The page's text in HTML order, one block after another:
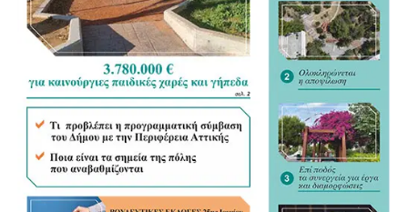
Η Αστυνομία μπορεί να εντοπίσει έναν ύποπτο, να τον
προσαγάγει, να τον συλλάβει και να σχηματίσει
δικογραφία. Από εκεί και πέρα, όμως, μια υπόθεση
χρειάζεται αποδείξεις, στοιχεία και μαρτυρίες. Χρειάζεται
ανθρώπους που είναι διατεθειμένοι να πουν επίσημα
αυτά που είδαν και αυτά που έζησαν. Γιατί πολλές φορές ο
μεγαλύτερος σύμμαχος της παραβατικότητας είναι η
σιωπή.
Το «δεν θέλω να μπλέξω», το «πού να τρέχω στα